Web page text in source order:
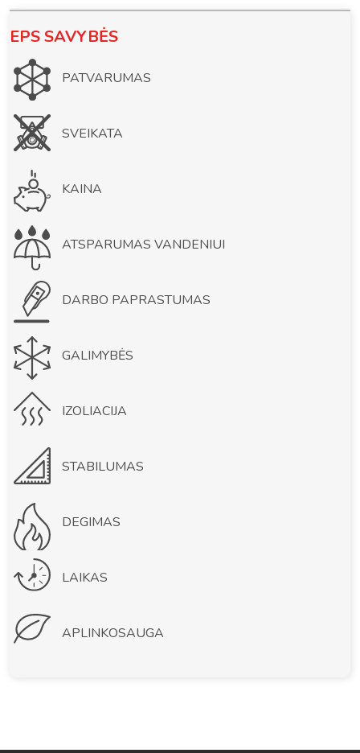
EPS SAVYBĖS
PATVARUMAS
SVEIKATA
KAINA
ATSPARUMAS VANDENIUI
DARBO PAPRASTUMAS
GALIMYBĖS
IZOLIACIJA
STABILUMAS
DEGIMAS
LAIKAS
APLINKOSAUGA